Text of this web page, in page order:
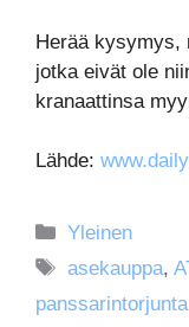
Herää kysymys,
jotka eivät ole
kranaattinsa
Lähde:
Kategoriat
Yleinen
Avainsanat
asekauppa,
panssarintorjunta